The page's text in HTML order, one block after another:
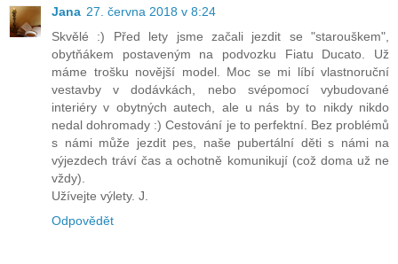
Jana 27. června 2018 v 8:24
Skvělé :) Před lety jsme začali jezdit se "starouškem",
obytňákem postaveným na podvozku Fiatu Ducato. Už
máme trošku novější model. Moc se mi líbí vlastnoruční
vestavby v dodávkách, nebo svépomocí vybudované
interiéry v obytných autech, ale u nás by to nikdy nikdo
nedal dohromady :) Cestování je to perfektní. Bez problémů
s námi může jezdit pes, naše pubertální děti s námi na
výjezdech tráví čas a ochotně komunikují (což doma už ne
vždy).
Užívejte výlety. J.
Odpovědět